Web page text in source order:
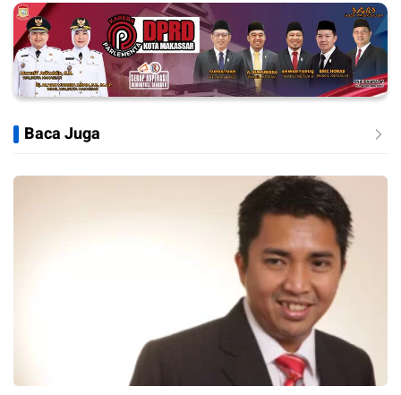
Baca Juga